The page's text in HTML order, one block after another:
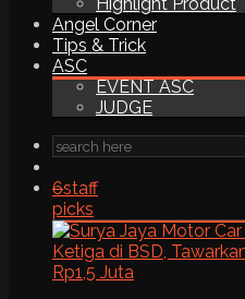
Angel Corner
Tips & Trick
ASC
EVENT ASC
JUDGE
6staff
picks